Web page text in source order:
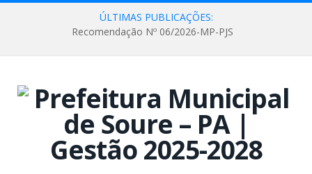
ÚLTIMAS PUBLICAÇÕES:
Recomendação Nº 06/2026-MP-PJS